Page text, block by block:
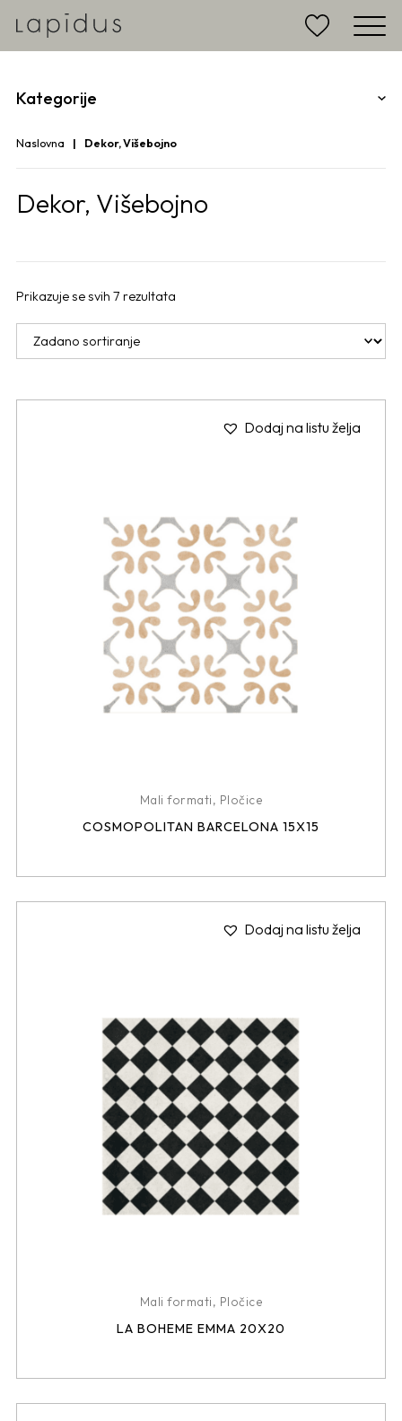
Kategorije
Naslovna Dekor, Višebojno
Dekor, Višebojno
Prikazuje se svih 7 rezultata
Dodaj na listu želja
Mali formati, Pločice
COSMOPOLITAN BARCELONA 15X15
Dodaj na listu želja
Mali formati, Pločice
LA BOHEME EMMA 20X20